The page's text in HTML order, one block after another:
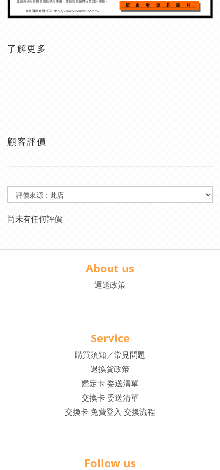
了解更多
顧客評價
尚未有任何評價
About us
運送政策
Service
購買須知／常見問題
退換貨政策
鑑定卡 委送清單
交換卡 委送清單
交換卡 免費登入 交換流程
Follow us